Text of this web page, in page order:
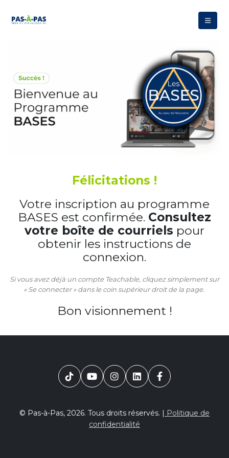
Félicitations !
Votre inscription au programme
BASES est confirmée. Consultez
votre boîte de courriels pour
obtenir les instructions de
connexion.
Si vous avez déjà un compte Teachable, cliquez simplement sur
« Se connecter » dans le coin supérieur droit de la page.
Bon visionnement !
© Pas-à-Pas, 2026. Tous droits réservés. | Politique de
confidentialité